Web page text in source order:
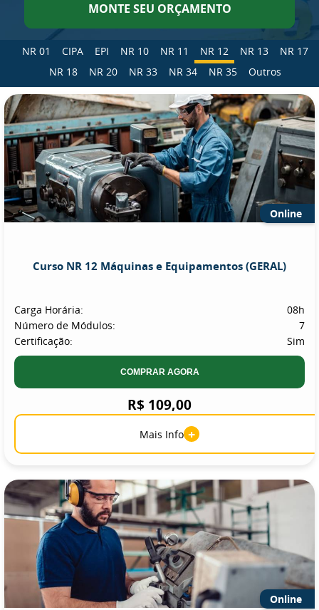
MONTE SEU ORÇAMENTO
NR 01 CIPA EPI NR 10 NR 11 NR 12 NR 13
NR 17
NR 18
NR 20 NR 33 NR 34 NR 35 Outros
Online
Curso NR 12 Máquinas e Equipamentos (GERAL)
Carga Horária:
08h
Número de Módulos:
7
Certificação:
Sim
COMPRAR AGORA
R$ 109,00
Mais Info +
Online